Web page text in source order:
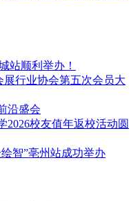
站顺利举办！
行业协会第五次会员大
沿盛会
2026校友值年返校活动圆
智”亳州站成功举办